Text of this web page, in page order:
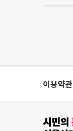
이용약관